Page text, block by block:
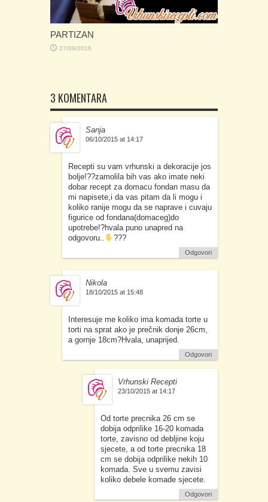
PARTIZAN
27/09/2016
3 KOMENTARA
Sanja
06/10/2015 at 14:17
Recepti su vam vrhunski a dekoracije jos
bolje!??zamolila bih vas ako imate neki
dobar recept za domacu fondan masu da
mi napisete,i da vas pitam da li mogu i
koliko ranije mogu da se naprave i cuvaju
figurice od fondana(domaceg)do
upotrebe!?hvala puno unapred na
odgovoru..
???
Odgovori
Nikola
18/10/2015 at 15:48
Interesuje me koliko ima komada torte u
torti na sprat ako je prečnik donje 26cm,
a gornje 18cm?Hvala, unaprijed.
Odgovori
Vrhunski Recepti
23/10/2015 at 14:17
Od torte precnika 26 cm se
dobija odprilike 16-20 komada
torte, zavisno od debljine koju
sjecete, a od torte precnika 18
cm se dobija odprilike nekih 10
komada. Sve u svemu zavisi
koliko debele komade sjecete.
Odgovori